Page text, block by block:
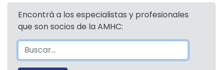
Encontrá a los especialistas y profesionales
que son socios de la AMHC: